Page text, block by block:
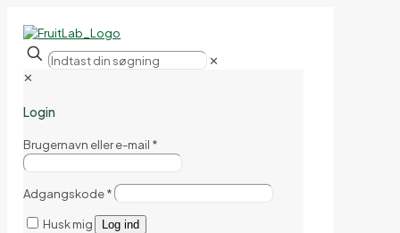
✕
✕
Login
Brugernavn eller e-mail *
Adgangskode*
Husk mig Log ind